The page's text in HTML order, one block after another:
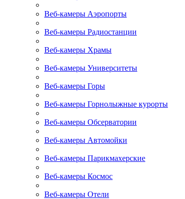
Веб-камеры Аэропорты
Веб-камеры Радиостанции
Веб-камеры Храмы
Веб-камеры Университеты
Веб-камеры Горы
Веб-камеры Горнолыжные курорты
Веб-камеры Обсерватории
Веб-камеры Автомойки
Веб-камеры Парикмахерские
Веб-камеры Космос
Веб-камеры Отели